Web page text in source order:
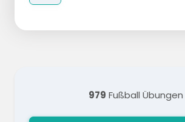
979 Fußball Übungen